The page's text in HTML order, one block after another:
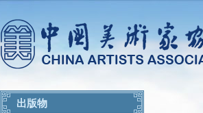
出版物